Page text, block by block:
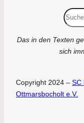
Das in den Texten
sich
Copyright 2024 – SC
Ottmarsbocholt e.V.